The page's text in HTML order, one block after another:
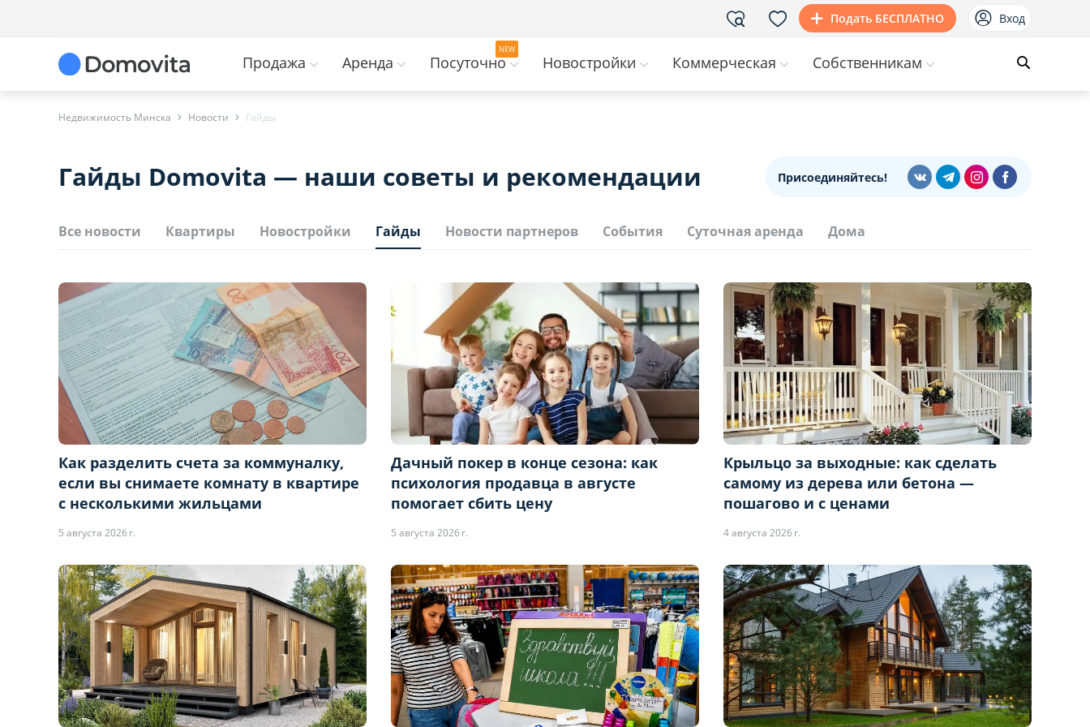
Подать БЕСПЛАТНО Вход
Продажа Аренда Посуточно Новостройки Коммерческая Собственникам
Недвижимость Минска Новости Гайды
Гайды Domovita — наши советы и рекомендации Присоединяйтесь!
Все новости Квартиры Новостройки Гайды Новости партнеров События Суточная аренда Дома
Как разделить счета за коммуналку,
если вы снимаете комнату в квартире
с несколькими жильцами
5 августа 2026 г.
Дачный покер в конце сезона: как
психология продавца в августе
помогает сбить цену
5 августа 2026 г.
Крыльцо за выходные: как сделать
самому из дерева или бетона —
пошагово и с ценами
4 августа 2026 г.